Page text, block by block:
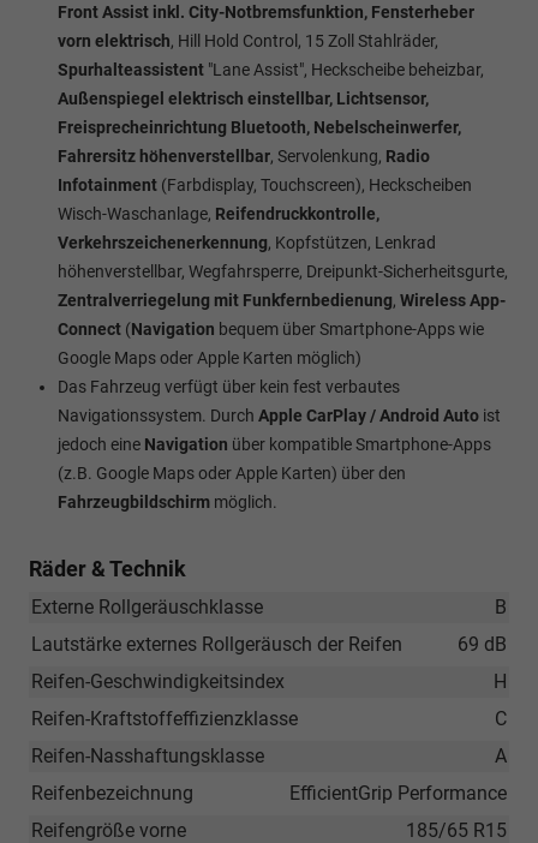
Front Assist inkl. City-Notbremsfunktion, Fensterheber
vorn elektrisch, Hill Hold Control, 15 Zoll Stahlräder,
Spurhalteassistent "Lane Assist", Heckscheibe beheizbar,
Außenspiegel elektrisch einstellbar, Lichtsensor,
Freisprecheinrichtung Bluetooth, Nebelscheinwerfer,
Fahrersitz höhenverstellbar, Servolenkung, Radio
Infotainment (Farbdisplay, Touchscreen), Heckscheiben
Wisch-Waschanlage, Reifendruckkontrolle,
Verkehrszeichenerkennung, Kopfstützen, Lenkrad
höhenverstellbar, Wegfahrsperre, Dreipunkt-Sicherheitsgurte,
Zentralverriegelung mit Funkfernbedienung, Wireless App-
Connect (Navigation bequem über Smartphone-Apps wie
Google Maps oder Apple Karten möglich)
Das Fahrzeug verfügt über kein fest verbautes
Navigationssystem. Durch Apple CarPlay / Android Auto ist
jedoch eine Navigation über kompatible Smartphone-Apps
(z.B. Google Maps oder Apple Karten) über den
Fahrzeugbildschirm möglich.
Räder & Technik
B
Externe Rollgeräuschklasse
69 dB
Lautstärke externes Rollgeräusch der Reifen
H
Reifen-Geschwindigkeitsindex
C
Reifen-Kraftstoffeffizienzklasse
A
Reifen-Nasshaftungsklasse
EfficientGrip Performance
Reifenbezeichnung
185/65 R15
Reifengröße vorne